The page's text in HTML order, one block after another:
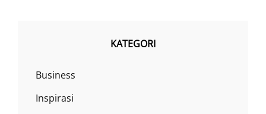
KATEGORI
Business
Inspirasi